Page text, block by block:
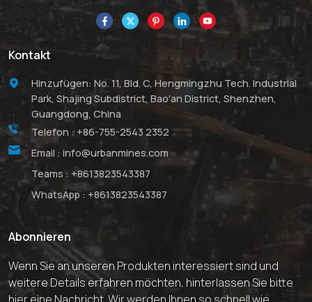
Kontakt
Hinzufügen: No. 11, Bld. C, Hengmingzhu Tech. Industrial
Park, Shajing Subdistrict, Bao'an District, Shenzhen,
Guangdong, China
Telefon : +86-755-2543 2352
Email : info@urbanmines.com
Teams : +8613823543387
WhatsApp : +8613823543387
Abonnieren
Wenn Sie an unseren Produkten interessiert sind und
weitere Details erfahren möchten, hinterlassen Sie bitte
hier eine Nachricht. Wir werden Ihnen so schnell wie